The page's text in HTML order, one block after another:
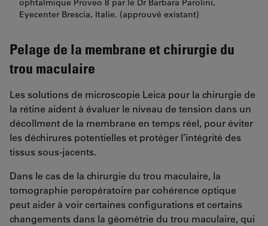
ophtalmique Proveo 8 par le Dr Barbara Parolini,
Eyecenter Brescia, Italie. (approuvé existant)
Pelage de la membrane et chirurgie du
trou maculaire
Les solutions de microscopie Leica pour la chirurgie de
la rétine aident à évaluer le niveau de tension dans un
décollment de la membrane en temps réel, pour éviter
les déchirures potentielles et protéger l’intégrité des
tissus sous-jacents.
Dans le cas de la chirurgie du trou maculaire, la
tomographie peropératoire par cohérence optique
peut aider à voir certaines configurations et certains
changements dans la géométrie du trou maculaire, qui